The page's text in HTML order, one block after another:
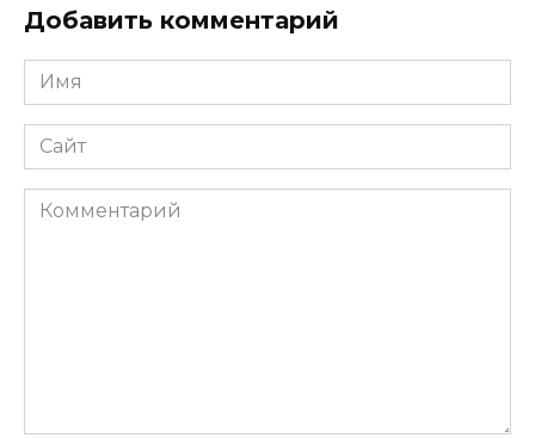
Добавить комментарий
Имя
*
Сайт
Комментарий